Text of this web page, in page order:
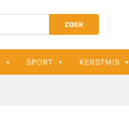
ZOEK
SPORT KERSTMIS